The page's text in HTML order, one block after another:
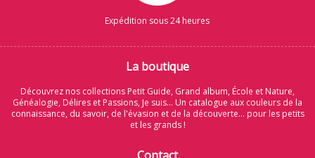
Expédition sous 24 heures
La boutique
Découvrez nos collections Petit Guide, Grand album, École et Nature,
Généalogie, Délires et Passions, Je suis... Un catalogue aux couleurs de la
connaissance, du savoir, de l'évasion et de la découverte... pour les petits
et les grands !